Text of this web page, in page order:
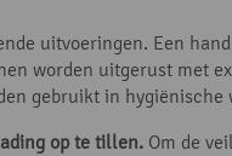
uitvoeringen. Een
worden uitgerust met
gebruikt in hygiënische
op te tillen. Om de